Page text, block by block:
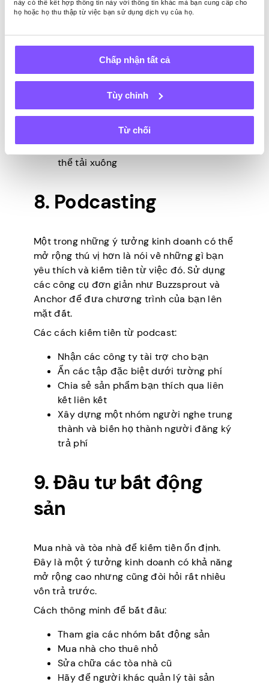
này có thể kết hợp thông tin này với thông tin khác mà bạn cung cấp cho
họ hoặc họ thu thập từ việc bạn sử dụng dịch vụ của họ.
Chấp nhận tất cả
Tùy chỉnh
Từ chối
rộng tốt nhất vì bạn tạo ra chúng một lần và
bán chúng mãi mãi. Bạn có thể sử dụng các
nền tảng như Gumroad hoặc Etsy để tiếp
cận người mua trên toàn cầu.
Những gì có thể bán chạy:
Sách thú vị
báo cáo
Phần mềm giúp giải quyết vấn đề
Nghệ thuật kỹ thuật số mọi người có
thể tải xuống
8. Podcasting
Một trong những ý tưởng kinh doanh có thể
mở rộng thú vị hơn là nói về những gì bạn
yêu thích và kiếm tiền từ việc đó. Sử dụng
các công cụ đơn giản như Buzzsprout và
Anchor để đưa chương trình của bạn lên
mặt đất.
Các cách kiếm tiền từ podcast:
Nhận các công ty tài trợ cho bạn
Ẩn các tập đặc biệt dưới tường phí
Chia sẻ sản phẩm bạn thích qua liên
kết liên kết
Xây dựng một nhóm người nghe trung
thành và biến họ thành người đăng ký
trả phí
9. Đầu tư bất động
sản
Mua nhà và tòa nhà để kiếm tiền ổn định.
Đây là một ý tưởng kinh doanh có khả năng
mở rộng cao nhưng cũng đòi hỏi rất nhiều
vốn trả trước.
Cách thông minh để bắt đầu:
Tham gia các nhóm bất động sản
Mua nhà cho thuê nhỏ
Sửa chữa các tòa nhà cũ
Hãy để người khác quản lý tài sản